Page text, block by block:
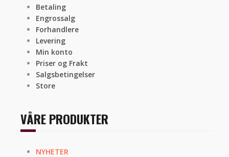
Betaling
Engrossalg
Forhandlere
Levering
Min konto
Priser og Frakt
Salgsbetingelser
Store
VÅRE PRODUKTER
NYHETER